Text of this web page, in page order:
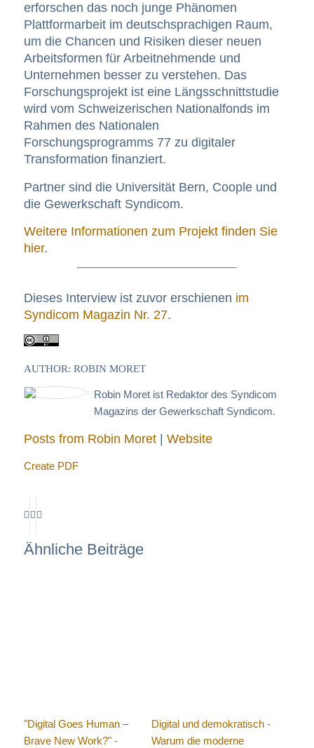
erforschen das noch junge Phänomen
Plattformarbeit im deutschsprachigen Raum,
um die Chancen und Risiken dieser neuen
Arbeitsformen für Arbeitnehmende und
Unternehmen besser zu verstehen. Das
Forschungsprojekt ist eine Längsschnittstudie
wird vom Schweizerischen Nationalfonds im
Rahmen des Nationalen
Forschungsprogramms 77 zu digitaler
Transformation finanziert.
Partner sind die Universität Bern, Coople und
die Gewerkschaft Syndicom.
Weitere Informationen zum Projekt finden Sie
hier.
Dieses Interview ist zuvor erschienen im
Syndicom Magazin Nr. 27.
AUTHOR: ROBIN MORET
Robin Moret ist Redaktor des Syndicom
Magazins der Gewerkschaft Syndicom.
Posts from Robin Moret| Website
Create PDF
Ähnliche Beiträge
"Digital Goes Human –
Brave New Work?" -
Digital und demokratisch -
Warum die moderne